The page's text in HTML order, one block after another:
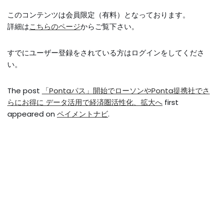
このコンテンツは会員限定（有料）となっております。
詳細はこちらのページからご覧下さい。
すでにユーザー登録をされている方はログインをしてくださ
い。
The post
「Pontaパス」開始でローソンやPonta提携社でさ
らにお得に データ活用で経済圏活性化、拡大へ first
appeared on ペイメントナビ.